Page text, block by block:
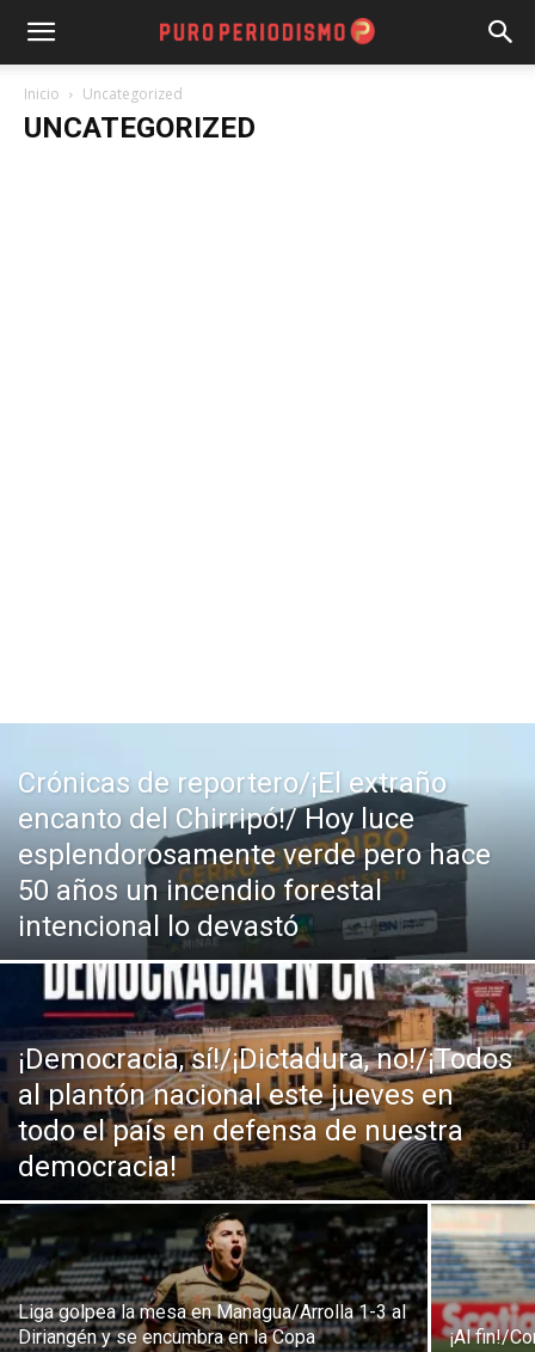
Inicio Uncategorized
UNCATEGORIZED
Crónicas de reportero/¡El extraño
encanto del Chirripó!/ Hoy luce
esplendorosamente verde pero hace
50 años un incendio forestal
intencional lo devastó
¡Democracia, sí!/¡Dictadura, no!/¡Todos
al plantón nacional este jueves en
todo el país en defensa de nuestra
democracia!
Liga golpea la mesa en Managua/Arrolla 1-3 al
Diriangén y se encumbra en la Copa
¡Al fin!/